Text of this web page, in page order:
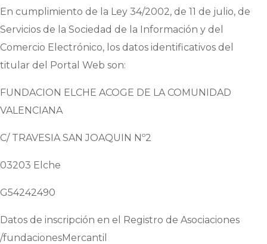
En cumplimiento de la Ley 34/2002, de 11 de julio, de
Servicios de la Sociedad de la Información y del
Comercio Electrónico, los datos identificativos del
titular del Portal Web son:
FUNDACION ELCHE ACOGE DE LA COMUNIDAD
VALENCIANA
C/ TRAVESIA SAN JOAQUIN Nº2
03203 Elche
G54242490
Datos de inscripción en el Registro de Asociaciones
/fundacionesMercantil